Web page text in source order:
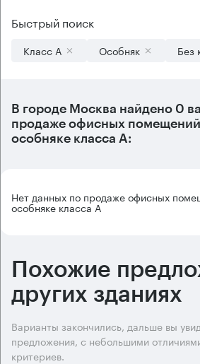
Быстрый поиск
Класс А Особняк Без
В городе Москва найдено 0
продаже офисных помещений
особняке класса А:
Нет данных по продаже офисных
особняке класса А
Похожие
других зданиях
Варианты закончились, дальше вы
предложения, с небольшими
критериев.